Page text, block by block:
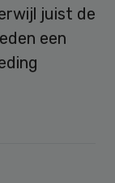
juist de
een